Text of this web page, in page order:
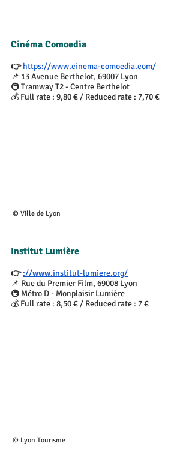
Cinéma Comoedia
👉 https://www.cinema-comoedia.com/
📌 13 Avenue Berthelot, 69007 Lyon
🚇 Tramway T2 - Centre Berthelot
💰 Full rate : 9,80 € / Reduced rate : 7,70 €
© Ville de Lyon
Institut Lumière
👉 ://www.institut-lumiere.org/
📌 Rue du Premier Film, 69008 Lyon
🚇 Métro D - Monplaisir Lumière
💰 Full rate : 8,50 € / Reduced rate : 7 €
© Lyon Tourisme